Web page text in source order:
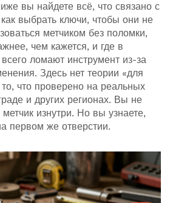
вы найдете всё, что связано с
выбрать ключи, чтобы они не
метчиком без поломки,
чем кажется, и где в
ломают инструмент из-за
Здесь нет теории «для
что проверено на реальных
и других регионах. Вы не
метчик изнутри. Но вы узнаете,
первом же отверстии.